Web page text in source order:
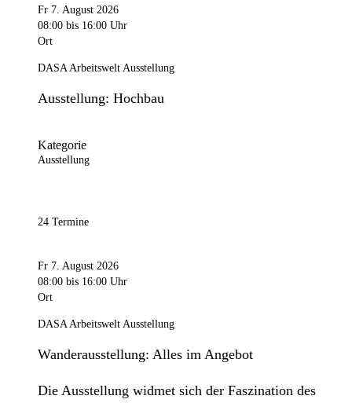
Fr 7. August 2026
08:00 bis 16:00 Uhr
Ort
DASA Arbeitswelt Ausstellung
Ausstellung: Hochbau
Kategorie
Ausstellung
24 Termine
Fr 7. August 2026
08:00 bis 16:00 Uhr
Ort
DASA Arbeitswelt Ausstellung
Wanderausstellung: Alles im Angebot
Die Ausstellung widmet sich der Faszination des